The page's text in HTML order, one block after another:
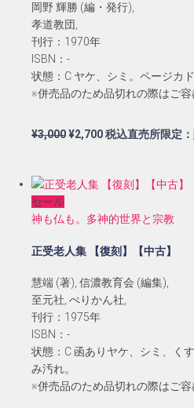
岡野 輝勝 (編・発行),
孝道教団,
刊行：1970年
ISBN：-
状態：C ヤケ、シミ。ページカド
※併売品のため品切れの際はご容
¥3,000元
格
¥3,000
し
¥2,700現
価
は
で
税込直売所限定
セール
神も仏も。多神的世界と宗教
正受老人集 【復刻】【中古】
慧端 (著), 信濃教育会 (編集),
至元社, ぺりかん社,
刊行：1975年
ISBN：-
状態：C 函ありヤケ、シミ、く
み汚れ。
※併売品のため品切れの際はご容